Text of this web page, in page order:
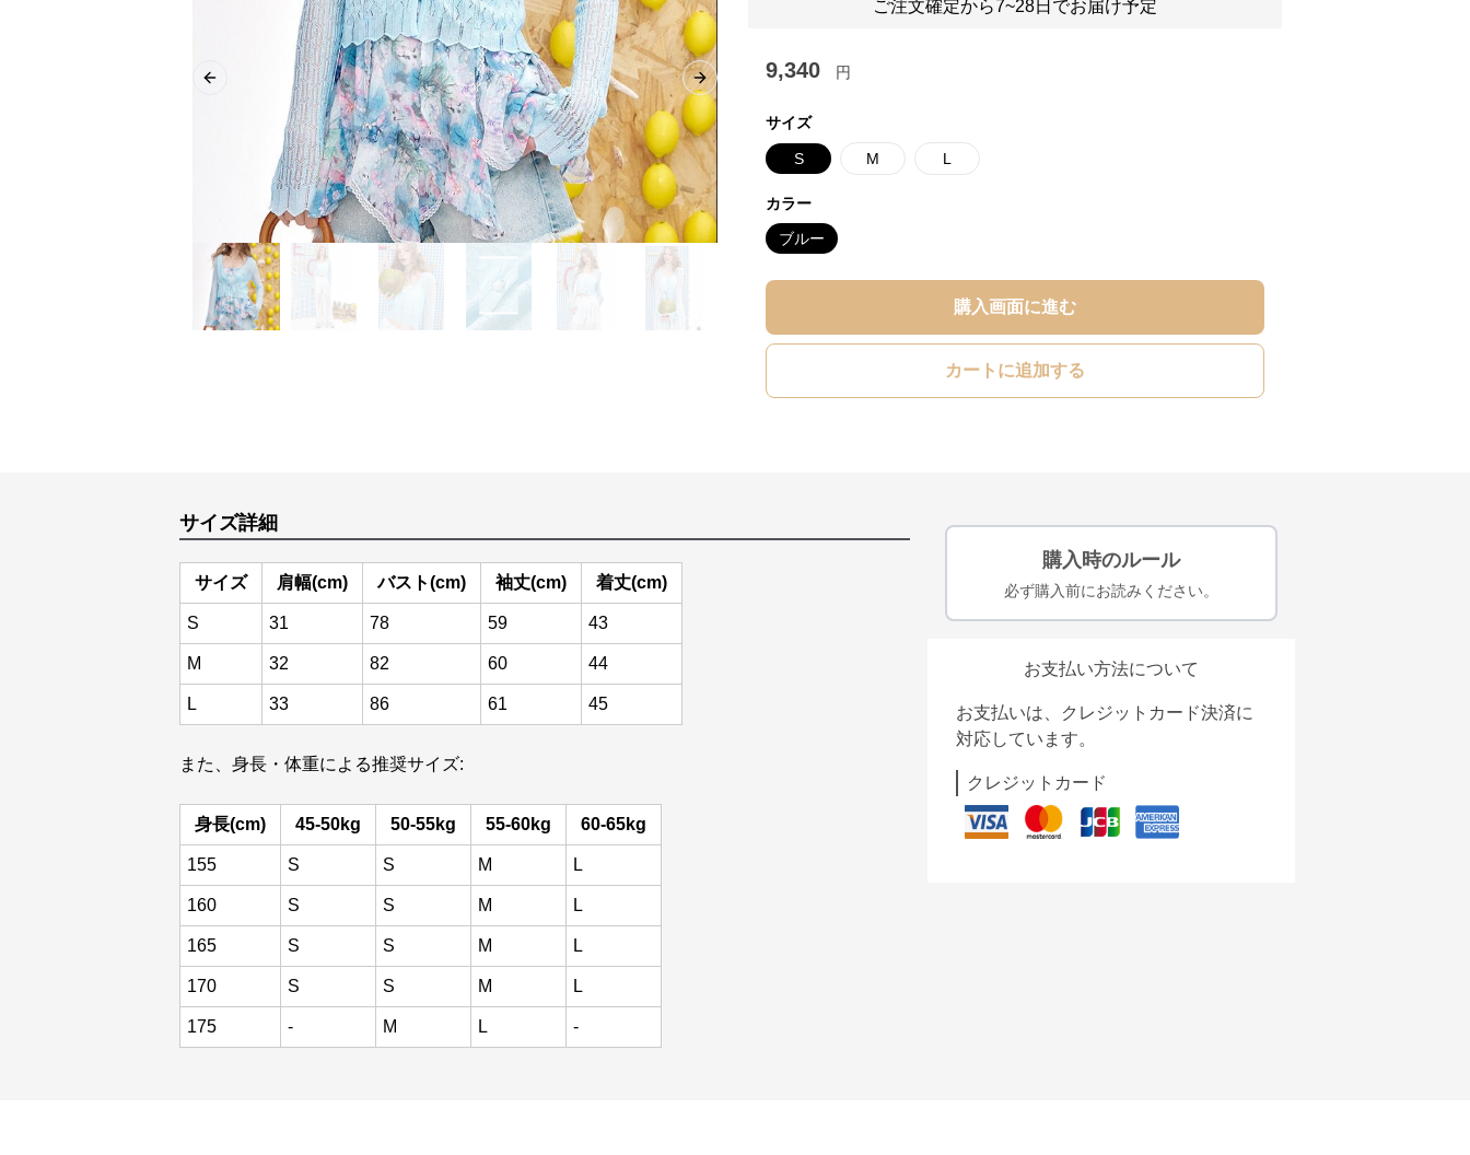
Previous slide Next slide
ご注文確定から7~28日でお届け予定
9,340 円
サイズ
S M L
カラー
ブルー
購入画面に進む
カートに追加する
サイズ詳細
サイズ 肩幅(cm) バスト(cm) 袖丈(cm) 着丈(cm)
S 31 78 59 43
M 32 82 60 44
L 33 86 61 45
また、身長・体重による推奨サイズ:
身長(cm) 45-50kg 50-55kg 55-60kg 60-65kg
155 S S M L
160 S S M L
165 S S M L
170 S S M L
175 - M L -
購入時のルール
必ず購入前にお読みください。
お支払い方法について
お支払いは、クレジットカード決済に
対応しています。
クレジットカード